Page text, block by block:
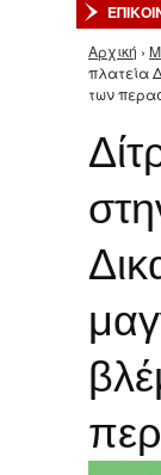
Αρχική ›
πλατεία
των